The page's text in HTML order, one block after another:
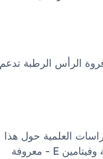
الرأس الرطبة تدعم
العلمية حول هذا
الزيت تحديداً محدودة. ومع ذلك، فإن العناصر الغذائية التي يحتوي عليها - مثل الأحماض الدهنية وفيتامين E - معروفة